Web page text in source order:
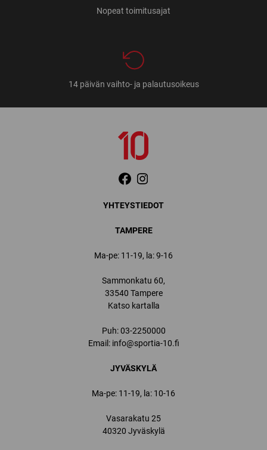
Nopeat toimitusajat
14 päivän vaihto- ja palautusoikeus
YHTEYSTIEDOT
TAMPERE
Ma-pe: 11-19, la: 9-16
Sammonkatu 60,
33540 Tampere
Katso kartalla
Puh:03-2250000
Email: info@sportia-10.fi
JYVÄSKYLÄ
Ma-pe: 11-19, la: 10-16
Vasarakatu 25
40320 Jyväskylä